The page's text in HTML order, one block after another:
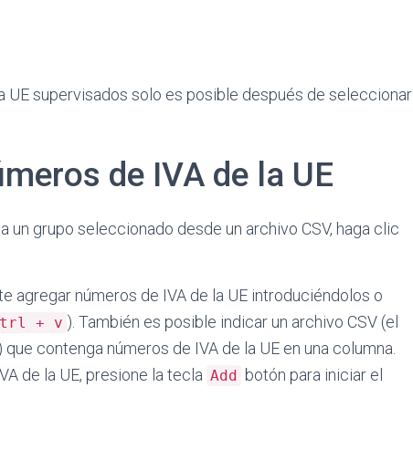
UE supervisados solo es posible después de seleccionar
de IVA de la UE
un grupo seleccionado desde un archivo CSV, haga clic
agregar números de IVA de la UE introduciéndolos o
+ v ). También es posible indicar un archivo CSV (el
contenga números de IVA de la UE en una columna.
de la UE, presione la tecla Add
botón para iniciar el